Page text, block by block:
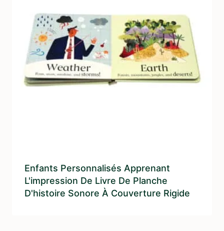
Enfants Personnalisés Apprenant
L'impression De Livre De Planche
D'histoire Sonore À Couverture Rigide